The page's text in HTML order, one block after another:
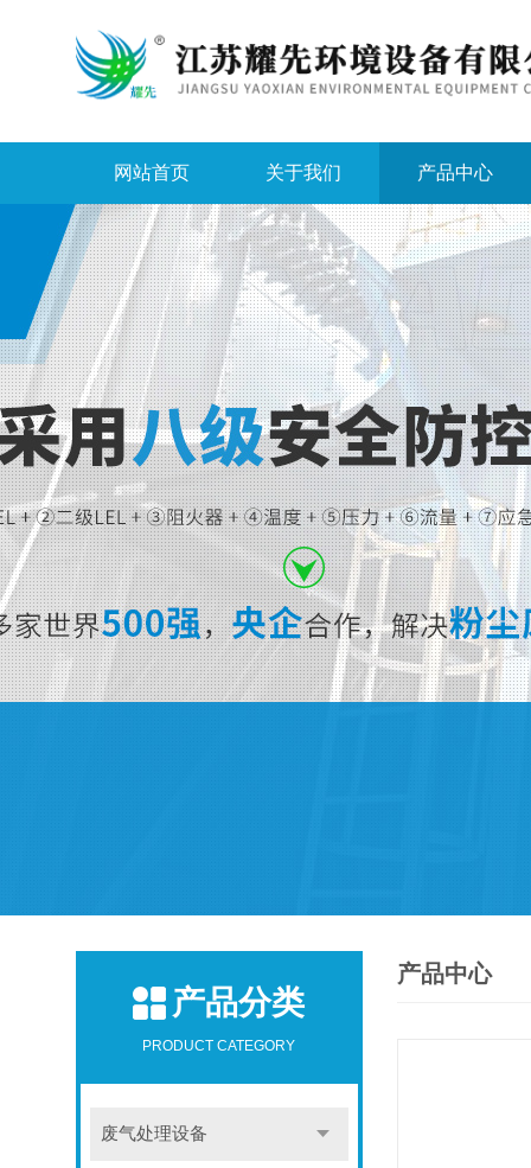
网站首页 关于我们 产品中心
产品分类
PRODUCT CATEGORY
废气处理设备
产品中心